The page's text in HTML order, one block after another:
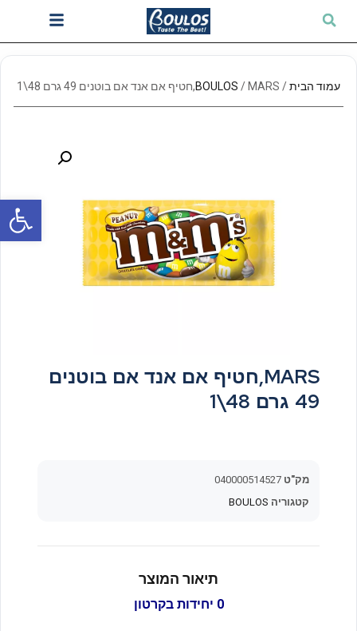
פתח
עמוד הבית/
BOULOS / MARS,חטיף אם אנד אם בוטנים 49 גרם 48\1
MARS,חטיף אם אנד אם בוטנים
49 גרם 48\1
מק"ט 040000514527
קטגוריה BOULOS
תיאור המוצר
0 יחידות בקרטון